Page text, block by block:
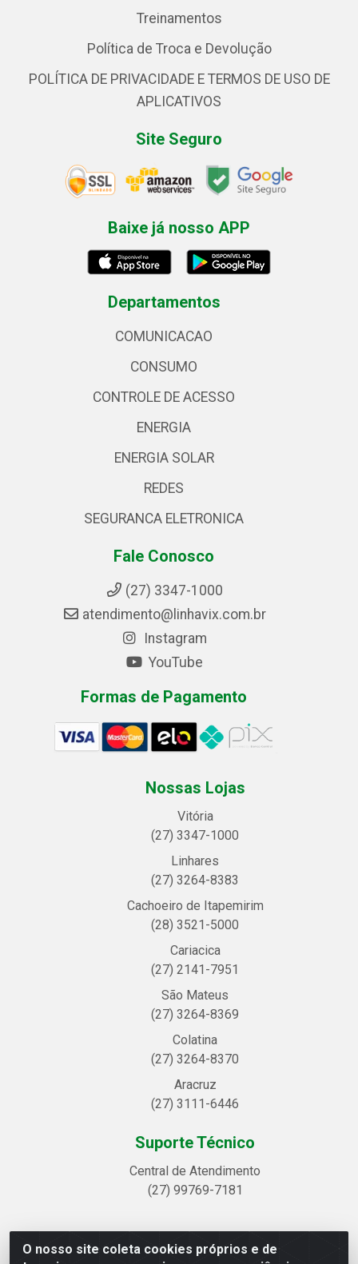
O nosso site coleta cookies próprios e de
Treinamentos
Política de Troca e Devolução
POLÍTICA DE PRIVACIDADE E TERMOS DE USO DE
APLICATIVOS
Site Seguro
Baixe já nosso APP
Departamentos
COMUNICACAO
CONSUMO
CONTROLE DE ACESSO
ENERGIA
ENERGIA SOLAR
REDES
SEGURANCA ELETRONICA
Fale Conosco
(27) 3347-1000
atendimento@linhavix.com.br
Instagram
YouTube
Formas de Pagamento
Nossas Lojas
Vitória
(27) 3347-1000
Linhares
(27) 3264-8383
Cachoeiro de Itapemirim
(28) 3521-5000
Cariacica
(27) 2141-7951
São Mateus
(27) 3264-8369
Colatina
(27) 3264-8370
Aracruz
(27) 3111-6446
Suporte Técnico
Central de Atendimento
(27) 99769-7181
Linhavix Distribuidora LTDA - Avenida Alegre, 2521 -